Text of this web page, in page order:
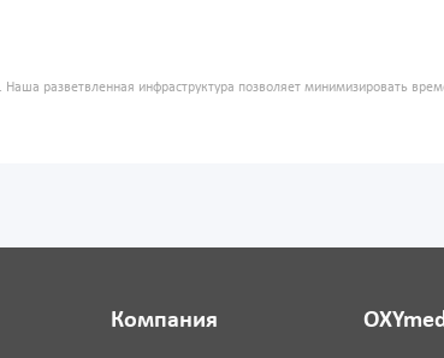
разветвленная инфраструктура позволяет минимизировать
Компания